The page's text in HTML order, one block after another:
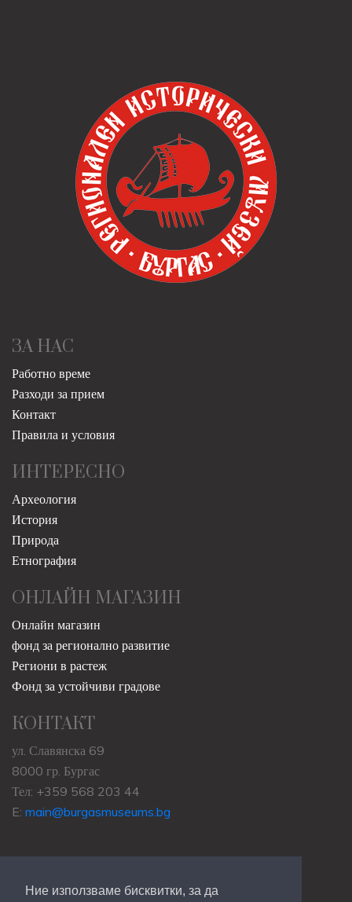
Ние използваме бисквитки, за да
ЗА НАС
Работно време
Разходи за прием
Контакт
Правила и условия
ИНТЕРЕСНО
Археология
История
Природа
Етнография
ОНЛАЙН МАГАЗИН
Онлайн магазин
фонд за регионално развитие
Региони в растеж
Фонд за устойчиви градове
КОНТАКТ
ул. Славянска 69
8000 гр. Бургас
Тел: +359 568 203 44
E: main@burgasmuseums.bg